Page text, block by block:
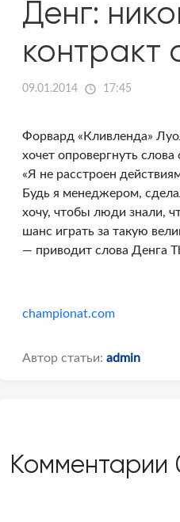
Денг:
контракт
09.01.2014 17:45
Форвард «Кливленда»
хочет опровергнуть
«Я не расстроен
Будь я менеджером,
хочу, чтобы люди знали,
шанс играть за такую
— приводит слова Денга
championat.com
Автор статьи: admin
Комментарии